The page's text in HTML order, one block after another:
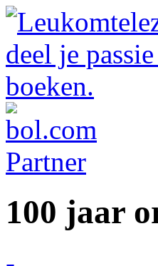
100 jaar